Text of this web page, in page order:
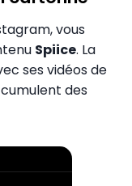
vous
Spiice. La
ses vidéos de
des